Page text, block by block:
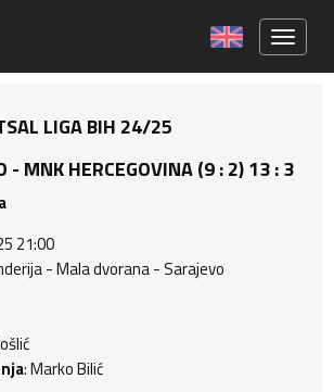
LIGA BIH 24/25
- MNK HERCEGOVINA (9 : 2) 13 : 3
21:00
- Mala dvorana - Sarajevo
: Marko Bilić